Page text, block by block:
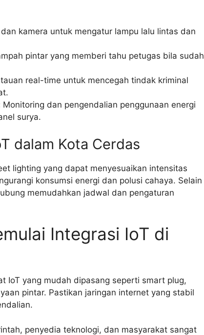
kamera untuk mengatur lampu lalu lintas dan
pintar yang memberi tahu petugas bila sudah
real-time untuk mencegah tindak kriminal
Monitoring dan pengendalian penggunaan energi
surya.
dalam Kota Cerdas
lighting yang dapat menyesuaikan intensitas
konsumsi energi dan polusi cahaya. Selain
memudahkan jadwal dan pengaturan
Integrasi IoT di
IoT yang mudah dipasang seperti smart plug,
pintar. Pastikan jaringan internet yang stabil
penyedia teknologi, dan masyarakat sangat